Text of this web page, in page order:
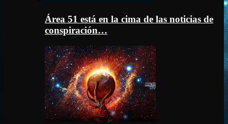
Área 51 está en la cima de las noticias de
conspiración…